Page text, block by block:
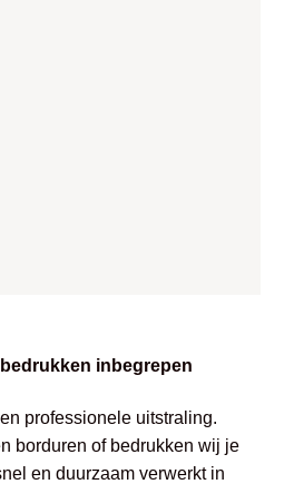
inbegrepen
professionele uitstraling.
borduren of bedrukken wij je
en duurzaam verwerkt in